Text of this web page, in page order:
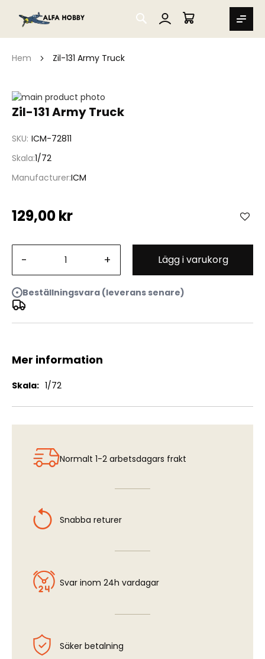
SEARCH
MIN VARUKORG
Hem Zil-131 Army Truck
Zil-131 Army Truck
SKU ICM-72811
Skala 1/72
ManufacturerICM
129,00 kr
- + Lägg i varukorg
Beställningsvara (leverans senare)
Hoppa
till
bildgalleriet
Zil-131 Army Truck
Hoppa
av
bildgalleriet
Mer information
Mer
1/72
Normalt 1-2 arbetsdagars frakt
Snabba returer
Svar inom 24h vardagar
Säker betalning